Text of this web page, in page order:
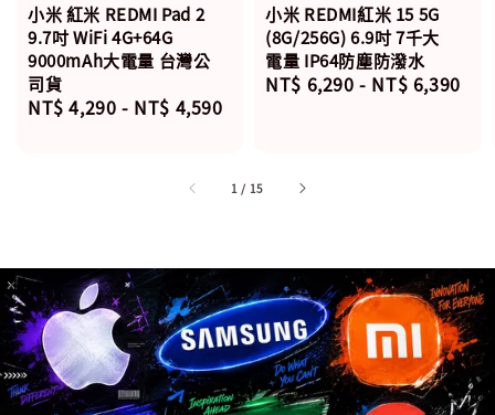
小米 紅米 REDMI Pad 2
9.7吋 WiFi 4G+64G
9000mAh大電量 台灣公
司貨
Regular
NT$ 4,290 - NT$ 4,590
小米 REDMI紅米 15 5G
(8G/256G) 6.9吋 7千大
電量 IP64防塵防潑水
Regular
NT$ 6,290 - NT$ 6,390
1 / 15